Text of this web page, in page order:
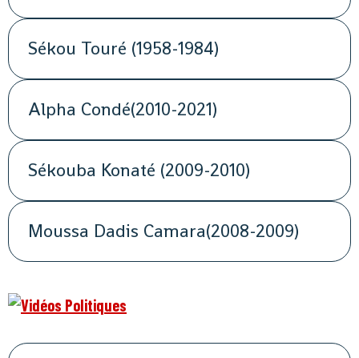
Sékou Touré (1958-1984)
Alpha Condé(2010-2021)
Sékouba Konaté (2009-2010)
Moussa Dadis Camara(2008-2009)